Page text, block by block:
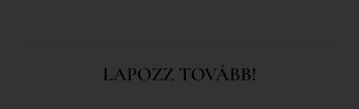
LAPOZZ TOVÁBB!